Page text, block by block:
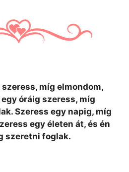
míg elmondom,
óráig szeress, míg
Szeress egy napig, míg
egy életen át, és én
szeretni foglak.